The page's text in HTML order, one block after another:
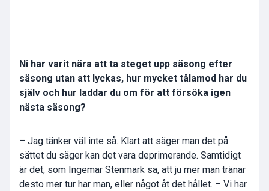
Ni har varit nära att ta steget upp säsong efter
säsong utan att lyckas, hur mycket tålamod har du
själv och hur laddar du om för att försöka igen
nästa säsong?
– Jag tänker väl inte så. Klart att säger man det på
sättet du säger kan det vara deprimerande. Samtidigt
är det, som Ingemar Stenmark sa, att ju mer man tränar
desto mer tur har man, eller något åt det hållet. – Vi har